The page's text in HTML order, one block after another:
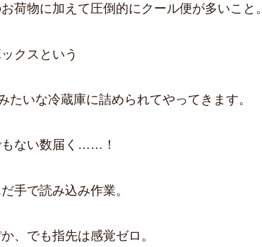
荷物に加えて圧倒的にクール便が多いこと。
クスという
たいな冷蔵庫に詰められてやってきます。
もない数届く……！
手で読み込み作業。
、でも指先は感覚ゼロ。